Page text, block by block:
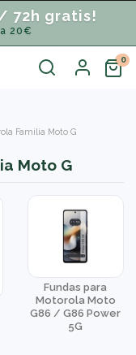
72h gratis!
20€
Familia Moto G
Moto G
Fundas para
Motorola Moto
G86 / G86 Power
5G